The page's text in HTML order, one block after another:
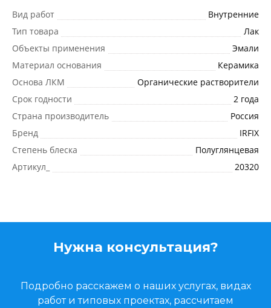
Вид работ
Внутренние
Тип товара
Лак
Объекты применения
Эмали
Материал основания
Керамика
Основа ЛКМ
Органические растворители
Срок годности
2 года
Страна производитель
Россия
Бренд
IRFIX
Степень блеска
Полуглянцевая
Артикул_
20320
Нужна консультация?
Подробно расскажем о наших услугах, видах
работ и типовых проектах, рассчитаем